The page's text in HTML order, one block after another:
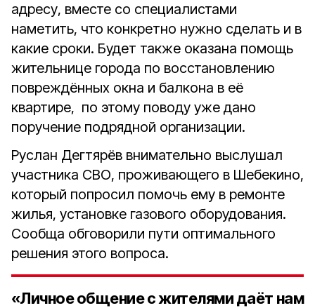
адресу, вместе со специалистами
наметить, что конкретно нужно сделать и в
какие сроки. Будет также оказана помощь
жительнице города по восстановлению
повреждённых окна и балкона в её
квартире, по этому поводу уже дано
поручение подрядной организации.
Руслан Дегтярёв внимательно выслушал
участника СВО, проживающего в Шебекино,
который попросил помочь ему в ремонте
жилья, установке газового оборудования.
Сообща обговорили пути оптимального
решения этого вопроса.
«Личное общение с жителями даёт нам